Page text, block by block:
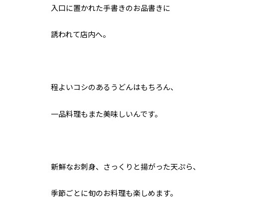
入口に置かれた手書きのお品書きに
誘われて店内へ。
程よいコシのあるうどんはもちろん、
一品料理もまた美味しいんです。
新鮮なお刺身、さっくりと揚がった天ぷら、
季節ごとに旬のお料理も楽しめます。